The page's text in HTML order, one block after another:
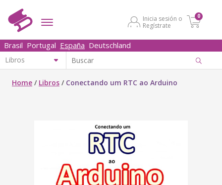
Inicia sesión o
Regístrate
0
Brasil Portugal España Deutschland
Home / Libros / Conectando um RTC ao Arduino